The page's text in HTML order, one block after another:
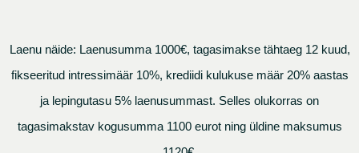
Laenu näide: Laenusumma 1000€, tagasimakse tähtaeg 12 kuud,
fikseeritud intressimäär 10%, krediidi kulukuse määr 20% aastas
ja lepingutasu 5% laenusummast. Selles olukorras on
tagasimakstav kogusumma 1100 eurot ning üldine maksumus